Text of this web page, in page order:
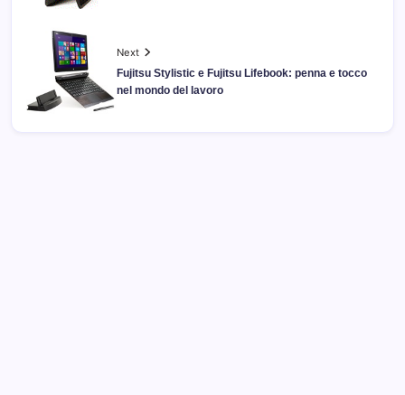
Next
Fujitsu Stylistic e Fujitsu Lifebook: penna e tocco
nel mondo del lavoro